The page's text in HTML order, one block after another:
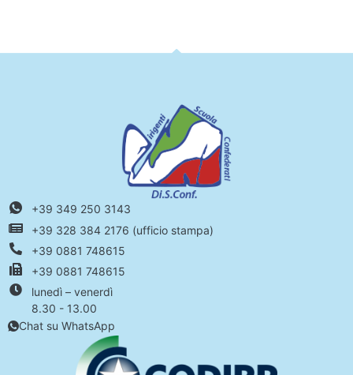
+39 349 250 3143
+39 328 384 2176 (ufficio stampa)
+39 0881 748615
+39 0881 748615
lunedì – venerdì
8.30 - 13.00
Chat su WhatsApp